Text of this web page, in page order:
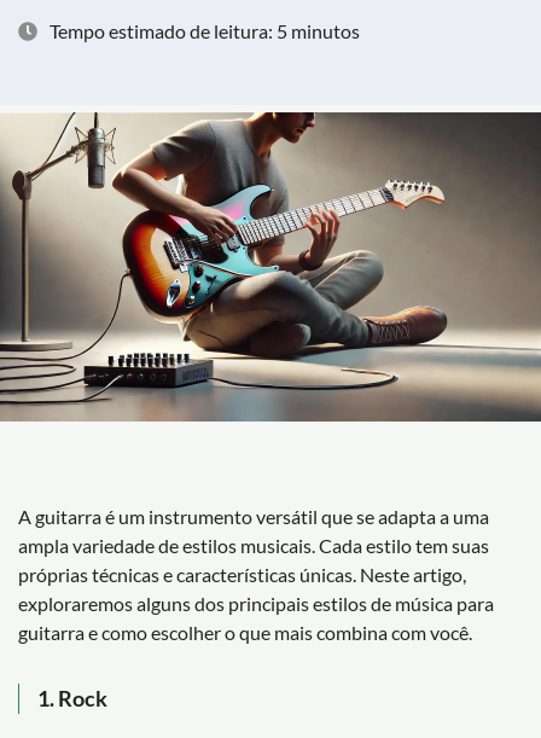
Tempo estimado de leitura: 5 minutos
A guitarra é um instrumento versátil que se adapta a uma
ampla variedade de estilos musicais. Cada estilo tem suas
próprias técnicas e características únicas. Neste artigo,
exploraremos alguns dos principais estilos de música para
guitarra e como escolher o que mais combina com você.
1.Rock